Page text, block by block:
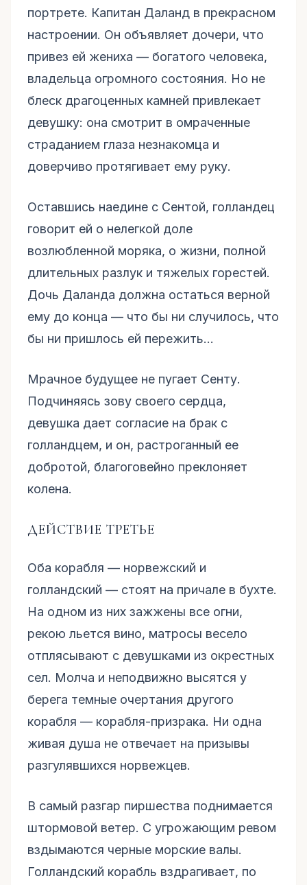
портрете. Капитан Даланд в прекрасном
настроении. Он объявляет дочери, что
привез ей жениха — богатого человека,
владельца огромного состояния. Но не
блеск драгоценных камней привлекает
девушку: она смотрит в омраченные
страданием глаза незнакомца и
доверчиво протягивает ему руку.
Оставшись наедине с Сентой, голландец
говорит ей о нелегкой доле
возлюбленной моряка, о жизни, полной
длительных разлук и тяжелых горестей.
Дочь Даланда должна остаться верной
ему до конца — что бы ни случилось, что
бы ни пришлось ей пережить...
Мрачное будущее не пугает Сенту.
Подчиняясь зову своего сердца,
девушка дает согласие на брак с
голландцем, и он, растроганный ее
добротой, благоговейно преклоняет
колена.
ДЕЙСТВИЕ ТРЕТЬЕ
Оба корабля — норвежский и
голландский — стоят на причале в бухте.
На одном из них зажжены все огни,
рекою льется вино, матросы весело
отплясывают с девушками из окрестных
сел. Молча и неподвижно высятся у
берега темные очертания другого
корабля — корабля-призрака. Ни одна
живая душа не отвечает на призывы
разгулявшихся норвежцев.
В самый разгар пиршества поднимается
штормовой ветер. С угрожающим ревом
вздымаются черные морские валы.
Голландский корабль вздрагивает, по